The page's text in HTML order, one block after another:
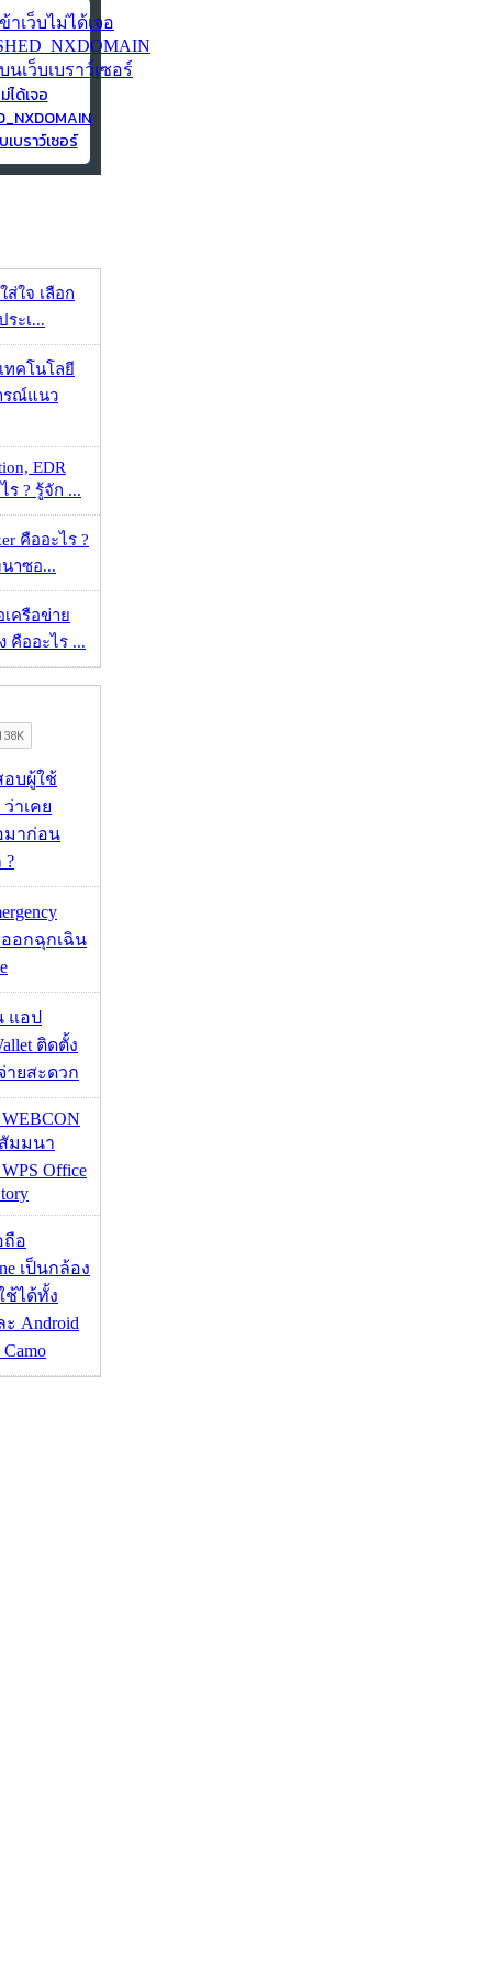
ได้เจอ
บราว์เซอร์
ส่ใจ เลือก
ระเ...
ทคโนโลยี
รณ์แนว
EDR
ร ? รู้จัก ...
คืออะไร ?
าซอ...
เครือข่าย
คืออะไร ...
อบผู้ใช้
ว่าเคย
มาก่อน
?
ออกฉุกเฉิน
แอป
ติดตั้ง
ายสะดวก
WEBCON
มมนา
Office
ถือ
เป็นกล้อง
ช้ได้ทั้ง
ะ Android